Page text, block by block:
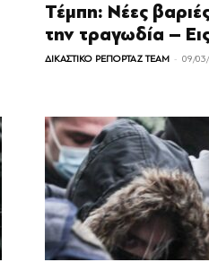
Τέμπη: Νέες
την τραγωδία –
ΔΙΚΑΣΤΙΚΟ ΡΕΠΟΡΤΑΖ TEAM - 09/